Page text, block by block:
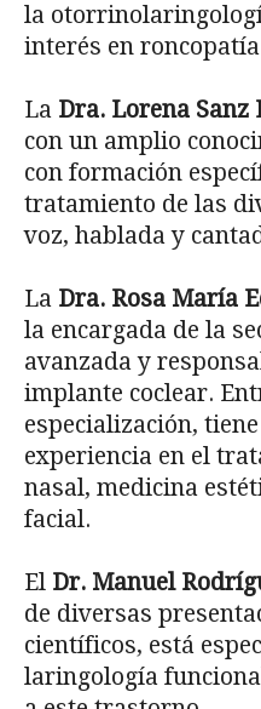
la
interés en roncopatía
La Dra. Lorena Sanz
con un amplio
con formación
tratamiento de las
voz, hablada y
La Dra. Rosa María
la encargada de la
avanzada y
implante coclear.
especialización,
experiencia en el
nasal, medicina
facial.
El Dr. Manuel
de diversas
científicos, está
laringología